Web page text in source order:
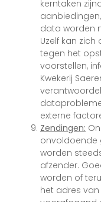
kerntaken
data worden
Uzelf kan
tegen het
voorstellen,
Kwekerij
externe
Zendingen:
onvoldoende
worden
afzender.
worden of
het adres van